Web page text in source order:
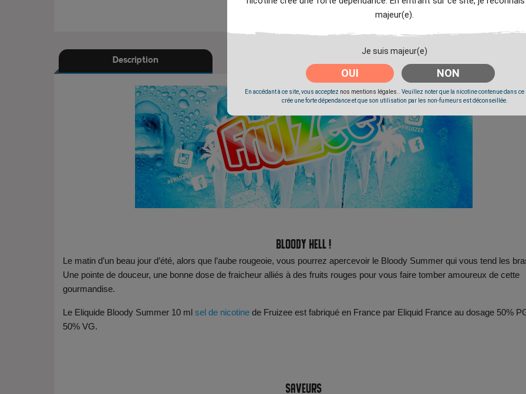
majeur(e).
Je suis majeur(e)
OUI NON
En accédant à ce site, vous acceptez nos mentions légales.
. Veuillez noter que la nicotine contenue dans
crée une forte dépendance et que son utilisation par les non-fumeurs est déconseillée.
Description
Bloody hell !
Le matin d’un beau jour d’été, alors que l’aube rougeoie, vous pourrez apercevoir le Bloody Summer qui vous tend les
Une pointe de douceur, une bonne dose de fraicheur alliés à des fruits rouges pour vous faire tomber amoureux de cette
gourmandise.
Le Eliquide Bloody Summer 10 ml sel de nicotine de Fruizee est fabriqué en France par Eliquid France au dosage 50%
50% VG.
Saveurs